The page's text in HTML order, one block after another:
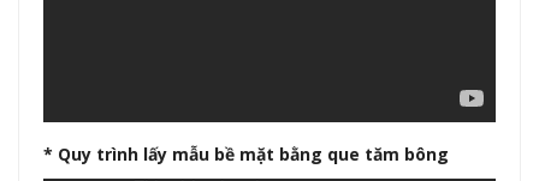
* Quy trình lấy mẫu bề mặt bằng que tăm bông